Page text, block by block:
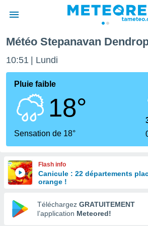
de
Météo Stepanavan
10:51 Lundi
Pluie faible
18°
Sensation de 18°
Flash info
Canicule : 22 départements
orange !
Téléchargez GRATUITEMENT
l’application Meteored!